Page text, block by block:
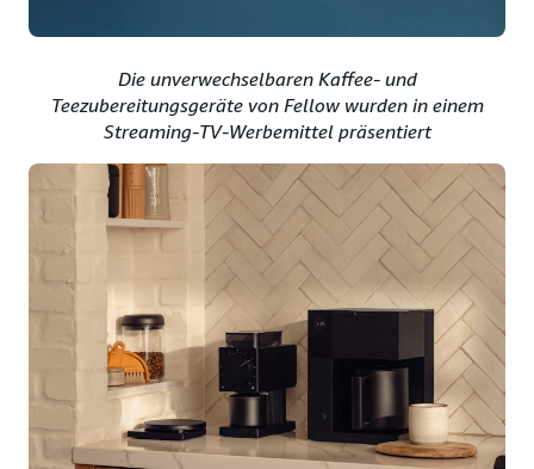
Die unverwechselbaren Kaffee- und
Teezubereitungsgeräte von Fellow wurden in einem
Streaming-TV-Werbemittel präsentiert